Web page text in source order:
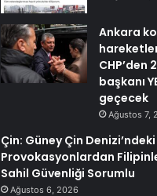
Ankara
CHP’den
başkanı
geçecek
Ağustos 7,
Çin: Güney Çin Denizi’ndeki
Provokasyonlardan
Sahil Güvenliği Sorumlu
Ağustos 6, 2026